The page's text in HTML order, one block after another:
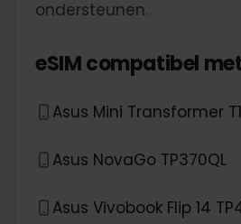
ondersteunen.
eSIM compatibel
Asus Mini Transformer
Asus NovaGo TP370QL
Asus Vivobook Flip 14